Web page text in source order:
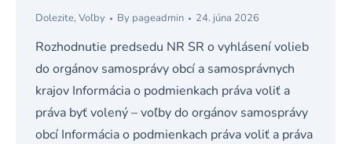
Dolezite, Voľby By pageadmin 24. júna 2026
Rozhodnutie predsedu NR SR o vyhlásení volieb
do orgánov samosprávy obcí a samosprávnych
krajov Informácia o podmienkach práva voliť a
práva byť volený – voľby do orgánov samosprávy
obcí Informácia o podmienkach práva voliť a práva